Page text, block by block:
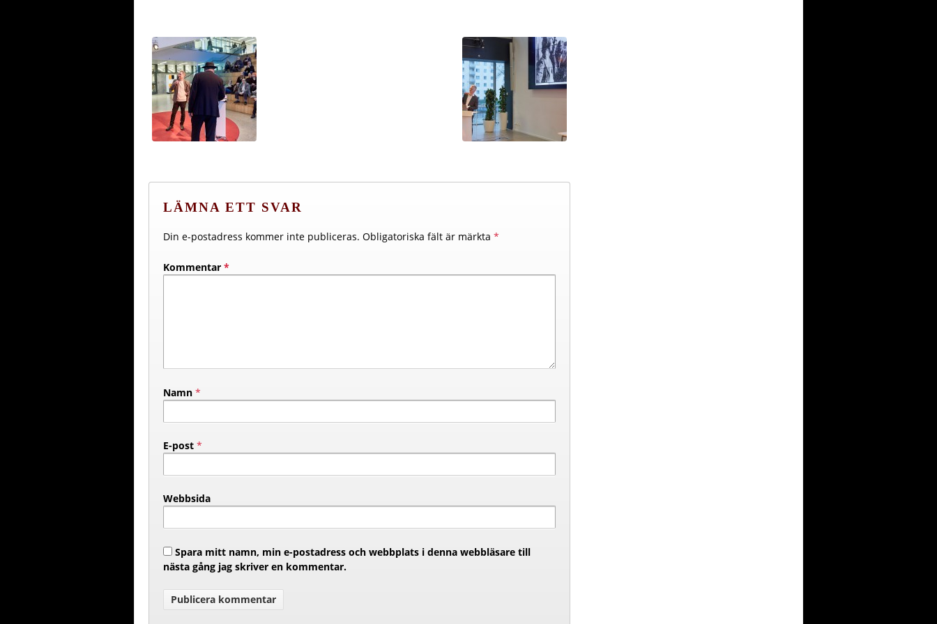
LÄMNA ETT SVAR
Din e-postadress kommer inte publiceras. Obligatoriska fält är märkta *
Kommentar *
Namn *
E-post *
Webbsida
Spara mitt namn, min e-postadress och webbplats i denna webbläsare till
nästa gång jag skriver en kommentar.